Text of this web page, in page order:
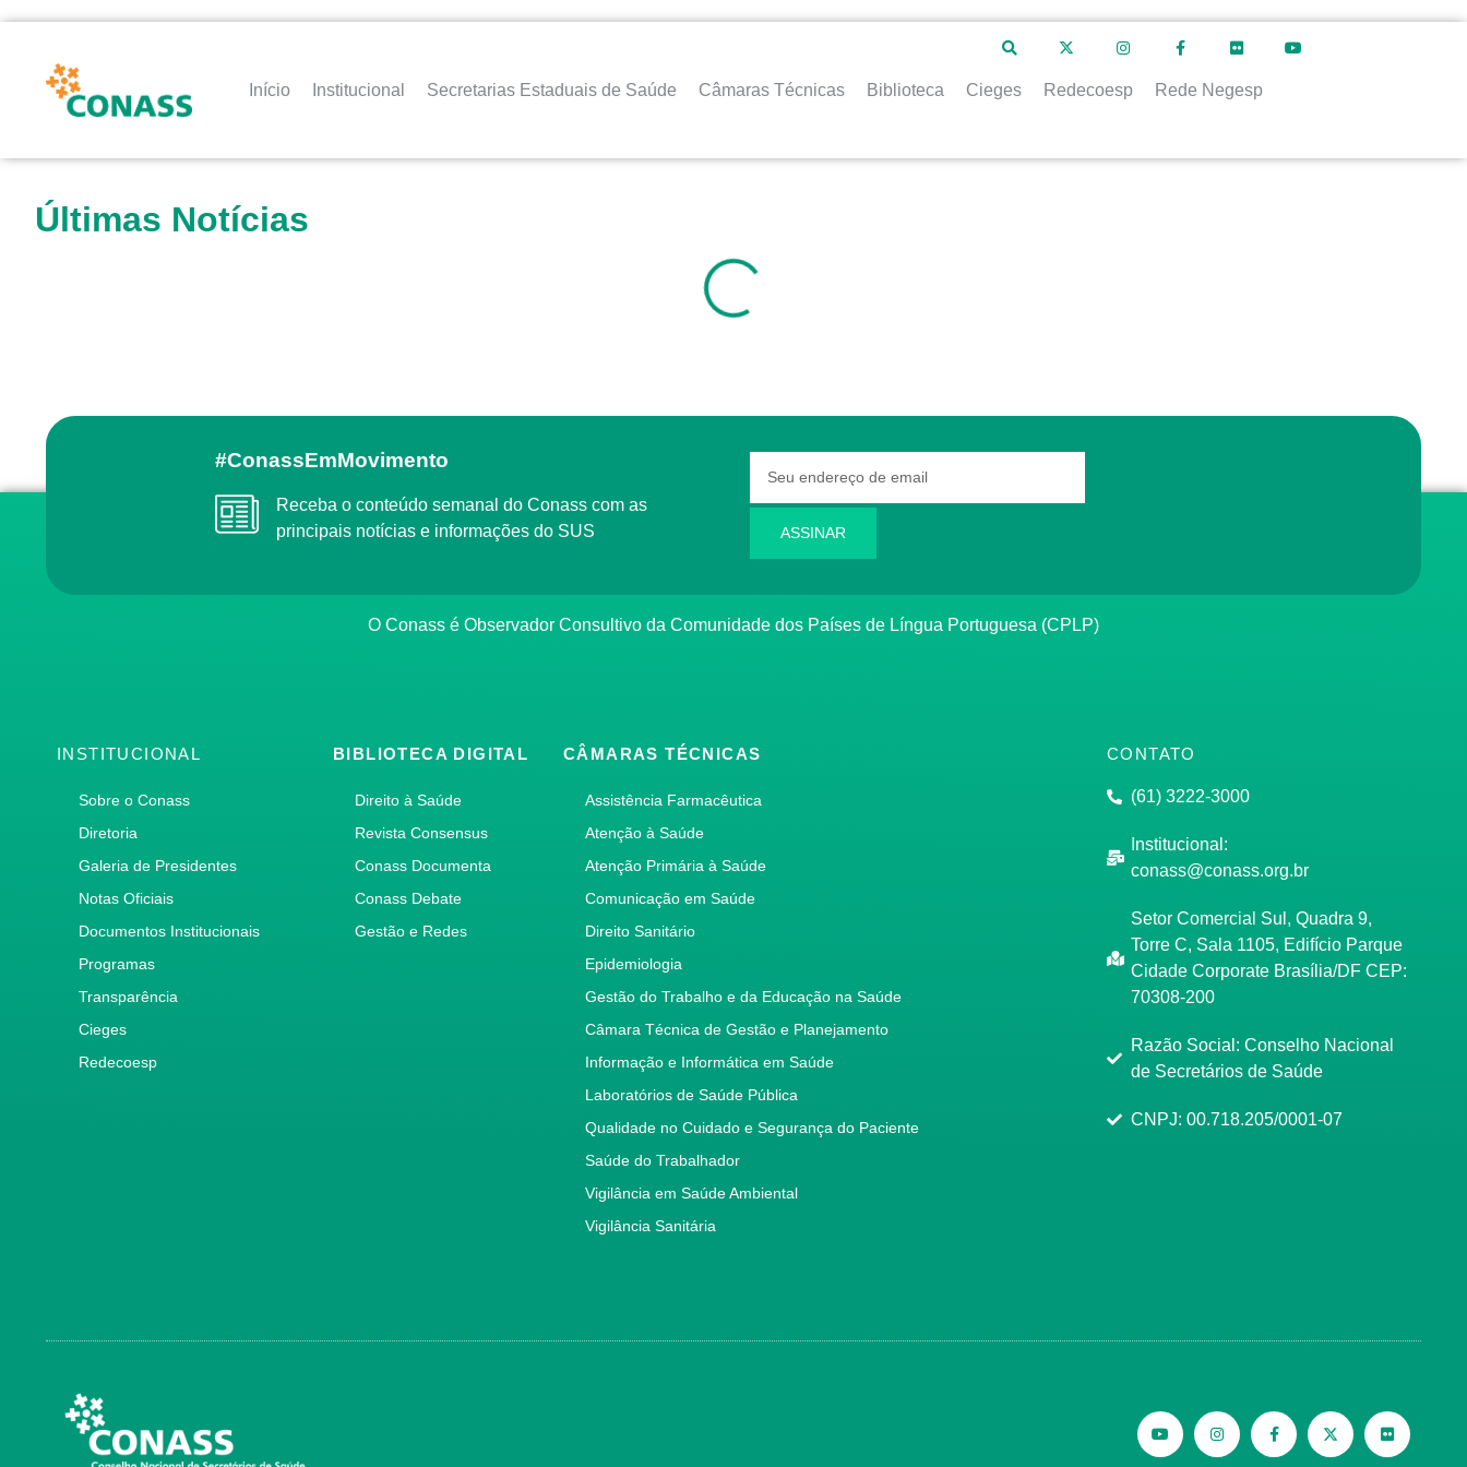
Início Institucional Secretarias Estaduais de Saúde Câmaras Técnicas Biblioteca Cieges Redecoesp Rede Negesp
Últimas Notícias
#ConassEmMovimento
Receba o conteúdo semanal do Conass com as
principais notícias e informações do SUS
ASSINAR
O Conass é Observador Consultivo da Comunidade dos Países de Língua Portuguesa (CPLP)
INSTITUCIONAL
Sobre o Conass
Diretoria
Galeria de Presidentes
Notas Oficiais
Documentos Institucionais
Programas
Transparência
Cieges
Redecoesp
BIBLIOTECA DIGITAL
Direito à Saúde
Revista Consensus
Conass Documenta
Conass Debate
Gestão e Redes
CÂMARAS TÉCNICAS
Assistência Farmacêutica
Atenção à Saúde
Atenção Primária à Saúde
Comunicação em Saúde
Direito Sanitário
Epidemiologia
Gestão do Trabalho e da Educação na Saúde
Câmara Técnica de Gestão e Planejamento
Informação e Informática em Saúde
Laboratórios de Saúde Pública
Qualidade no Cuidado e Segurança do Paciente
Saúde do Trabalhador
Vigilância em Saúde Ambiental
Vigilância Sanitária
CONTATO
(61) 3222-3000
Institucional:
conass@conass.org.br
Setor Comercial Sul, Quadra 9,
Torre C, Sala 1105, Edifício Parque
Cidade Corporate Brasília/DF CEP:
70308-200
Razão Social: Conselho Nacional
de Secretários de Saúde
CNPJ: 00.718.205/0001-07